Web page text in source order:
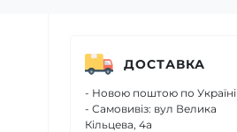
ДОСТАВКА
- Новою поштою по Україні
- Самовивіз: вул Велика
Кільцева, 4а